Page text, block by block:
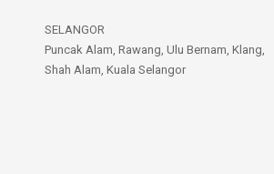
SELANGOR
Puncak Alam, Rawang, Ulu Bernam, Klang,
Shah Alam, Kuala Selangor